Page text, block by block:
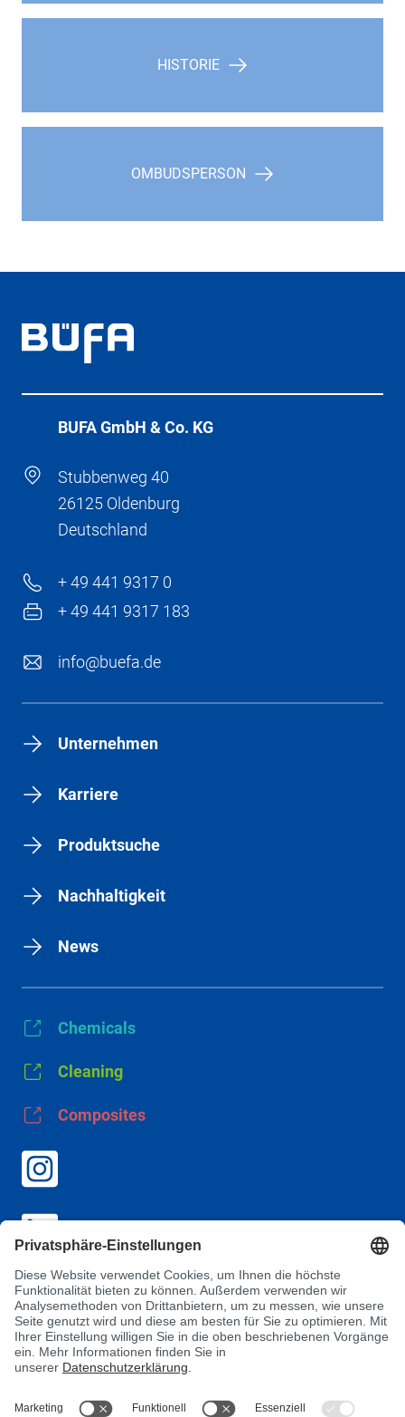
HISTORIE
OMBUDSPERSON
BÜFA GmbH & Co. KG
Stubbenweg 40
26125 Oldenburg
Deutschland
+ 49 441 9317 0
+ 49 441 9317 183
info@buefa.de
Unternehmen
Karriere
Produktsuche
Nachhaltigkeit
News
Chemicals
Cleaning
Composites
AGB
Datenschutz
Impressum